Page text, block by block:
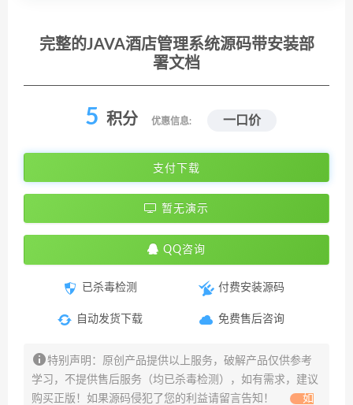
完整的JAVA酒店管理系统源码带安装部
署文档
5 积分 优惠信息: 一口价
支付下载
暂无演示
QQ咨询
已杀毒检测
自动发货下载
付费安装源码
免费售后咨询
特别声明：原创产品提供以上服务，破解产品仅供参考
学习，不提供售后服务（均已杀毒检测），如有需求，建议
购买正版！如果源码侵犯了您的利益请留言告知！
如